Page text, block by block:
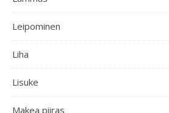
Leipominen
Liha
Lisuke
Makea piiras